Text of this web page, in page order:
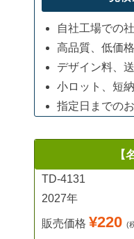
自社工場での
高品質、低価
デザイン料、
小ロット、短
指定日までの
【
TD-4131
2027年
販売価格 ¥220 (